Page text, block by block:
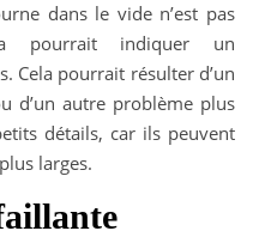
dans le vide n’est pas
pourrait indiquer un
Cela pourrait résulter d’un
d’un autre problème plus
détails, car ils peuvent
larges.